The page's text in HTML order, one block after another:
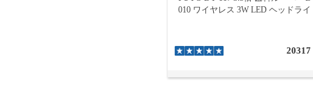
010 ワイヤレス 3W LED ヘッドライ
20317